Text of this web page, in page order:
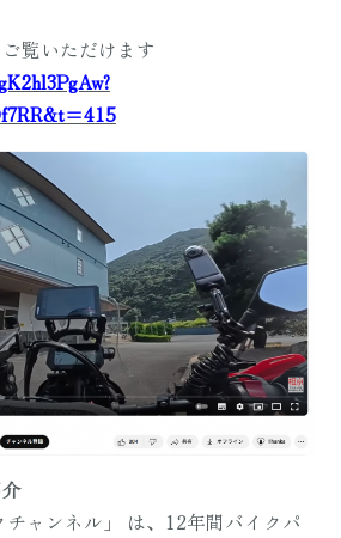
覧いただけます
チャンネル」 は、12年間バイクパ